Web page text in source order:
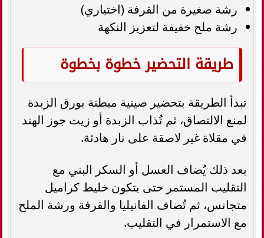
رشة صغيرة من القرفة (اختياري)
رشة ملح خفيفة لتعزيز النكهة
طريقة التحضير خطوة بخطوة
تبدأ الطريقة بتحضير صينية مبطنة بورق الزبدة
لمنع الالتصاق، ثم تُذاب الزبدة أو زيت جوز الهند
في مقلاة غير لاصقة على نار هادئة.
بعد ذلك يُضاف العسل أو السكر البني مع
التقليب المستمر حتى يتكون خليط كراميل
متجانس، ثم تُضاف الفانيليا والقرفة ورشة الملح
مع الاستمرار في التقليب.